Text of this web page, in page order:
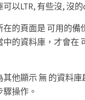
以LTR, 有些沒, 沒的
在的頁面是 可用的備
的資料庫，才會在
他顯示 無 的資料
操作。